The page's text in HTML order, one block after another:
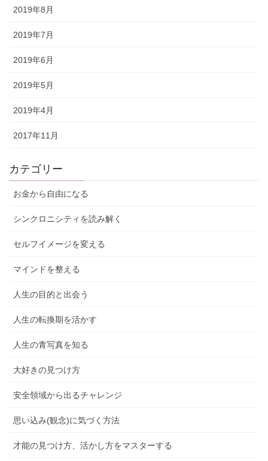
2019年8月
2019年7月
2019年6月
2019年5月
2019年4月
2017年11月
カテゴリー
お金から自由になる
シンクロニシティを読み解く
セルフイメージを変える
マインドを整える
人生の目的と出会う
人生の転換期を活かす
人生の青写真を知る
大好きの見つけ方
安全領域から出るチャレンジ
思い込み(観念)に気づく方法
才能の見つけ方、活かし方をマスターする